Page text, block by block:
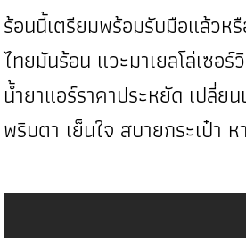
ร้อนนี้เตรียมพร้อมรับมือแล้วห
ไทยมันร้อน แวะมาเยลโล่เซอร์
น้ำยาแอร์ราคาประหยัด เปลี่ย
พริบตา เย็นใจ สบายกระเป๋า